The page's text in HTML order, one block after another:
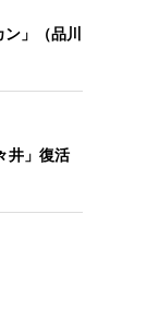
」（品川
井」復活